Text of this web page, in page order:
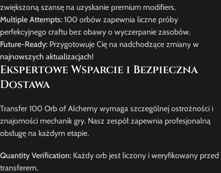
zwiększoną szansę na uzyskanie premium modifiers.
Multiple Attempts: 100 orbów zapewnia liczne próby
perfekcyjnego craftu bez obawy o wyczerpanie zasobów.
Future-Ready: Przygotowuje Cię na nadchodzące zmiany w
najnowszych aktualizacjach!
Ekspertowe Wsparcie i Bezpieczna
Dostawa
Transfer 100 Orb of Alchemy wymaga szczególnej ostrożności i
znajomości mechanik gry. Nasz zespół zapewnia profesjonalną
obsługę na każdym etapie.
Quantity Verification: Każdy orb jest liczony i weryfikowany przed
transferem.